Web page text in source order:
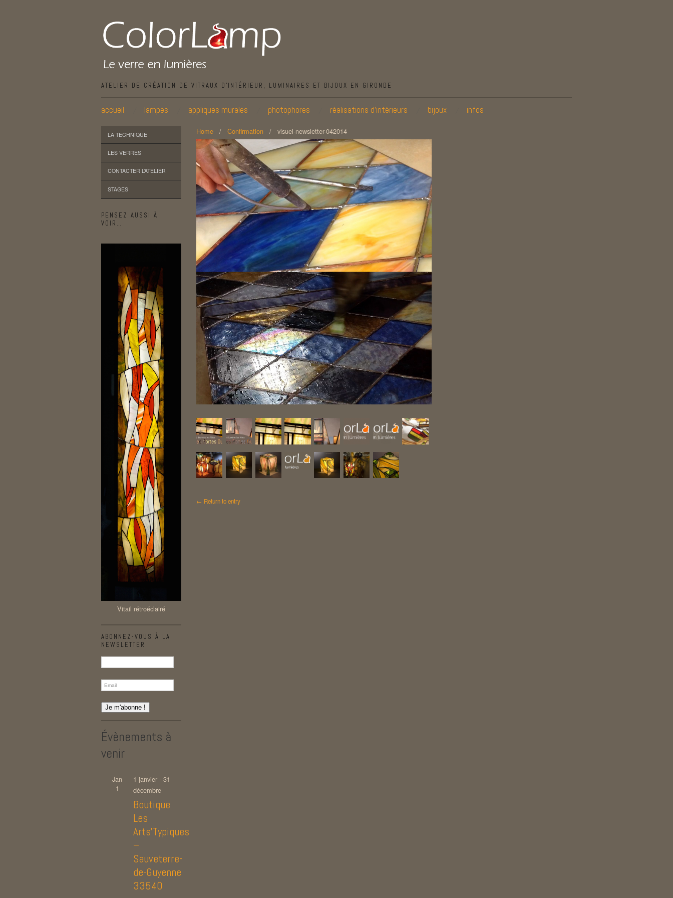
ATELIER DE CRÉATION DE VITRAUX D’INTÉRIEUR, LUMINAIRES ET BIJOUX EN GIRONDE
accueil lampes appliques murales photophores réalisations d’intérieurs bijoux infos
LA TECHNIQUE
LES VERRES
CONTACTER L’ATELIER
STAGES
PENSEZ AUSSI À
VOIR…
Vitail rétroéclairé
ABONNEZ-VOUS À LA
NEWSLETTER
Évènements à
venir
Jan
1
1 janvier - 31
décembre
Boutique
Les
Arts’Typiques
–
Sauveterre-
de-Guyenne
33540
Home / Confirmation / visuel-newsletter-042014
← Return to entry